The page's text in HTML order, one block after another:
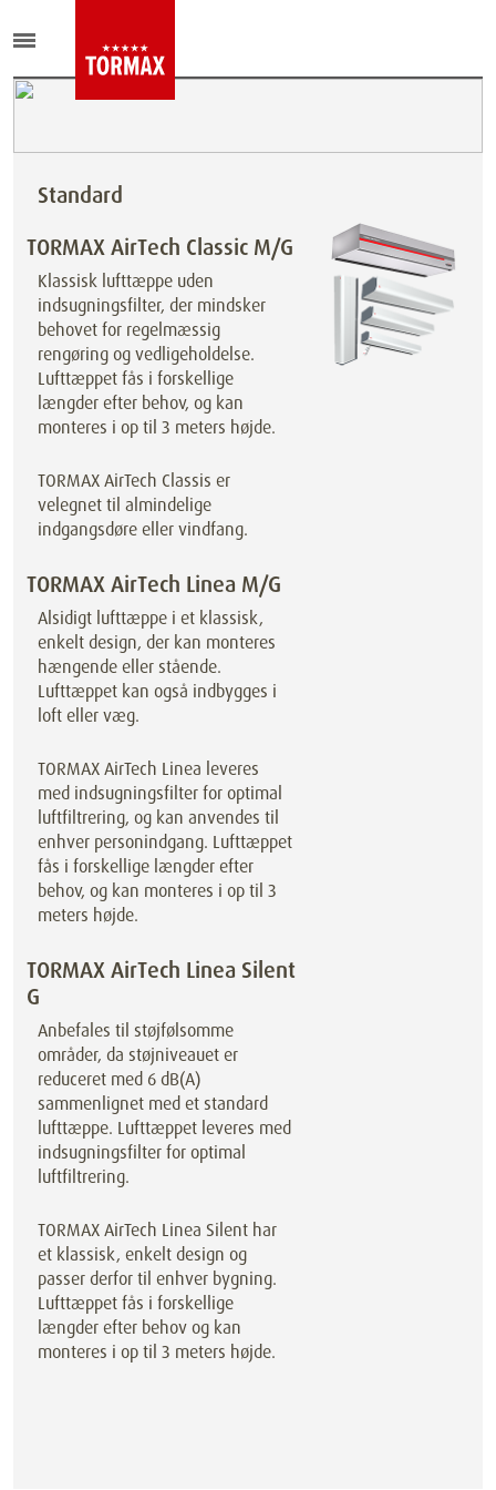
Standard
TORMAX AirTech Classic M/G
Klassisk lufttæppe uden
indsugningsfilter, der mindsker
behovet for regelmæssig
rengøring og vedligeholdelse.
Lufttæppet fås i forskellige
længder efter behov, og kan
monteres i op til 3 meters højde.
TORMAX AirTech Classis er
velegnet til almindelige
indgangsdøre eller vindfang.
TORMAX AirTech Linea M/G
Alsidigt lufttæppe i et klassisk,
enkelt design, der kan monteres
hængende eller stående.
Lufttæppet kan også indbygges i
loft eller væg.
TORMAX AirTech Linea leveres
med indsugningsfilter for optimal
luftfiltrering, og kan anvendes til
enhver personindgang. Lufttæppet
fås i forskellige længder efter
behov, og kan monteres i op til 3
meters højde.
TORMAX AirTech Linea Silent
G
Anbefales til støjfølsomme
områder, da støjniveauet er
reduceret med 6 dB(A)
sammenlignet med et standard
lufttæppe. Lufttæppet leveres med
indsugningsfilter for optimal
luftfiltrering.
TORMAX AirTech Linea Silent har
et klassisk, enkelt design og
passer derfor til enhver bygning.
Lufttæppet fås i forskellige
længder efter behov og kan
monteres i op til 3 meters højde.